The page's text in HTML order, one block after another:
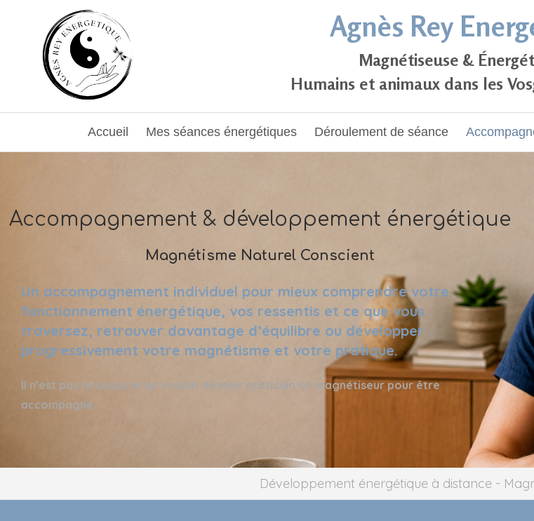
Agnès Rey
Magnétiseuse &
Humains et animaux dans les
Accueil Mes séances énergétiques Déroulement de séance
Accompagnement & développement énergétique
Magnétisme Naturel Conscient
Un accompagnement individuel pour mieux comprendre votre
fonctionnement énergétique, vos ressentis et ce que vous
traversez, retrouver davantage d’équilibre ou développer
progressivement votre magnétisme et votre pratique.
Il n’est pas nécessaire de vouloir devenir praticien ou magnétiseur pour être
accompagné.
Développement énergétique à distance -